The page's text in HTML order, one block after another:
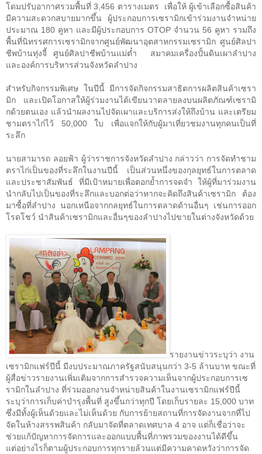
โดมปรับอากาศรวมพื้นที่3,456 ตารางเมตร เพื่อให้ ผู้เข้าเลือกซื้อสินค้า
มีความสะดวกสบายมากขึ้น ผู้ประกอบการเซรามิกเข้าร่วมงานจำหน่าย
ประมาณ 180 คูหา และมีผู้ประกอบการ OTOP จำนวน 56 คูหา รวมถึง
พื้นที่นิทรรศการเซรามิกจากศูนย์พัฒนาอุตสาหกรรมเซรามิก ศูนย์ศิลปา
ชีพบ้านทุ่งจี้ ศูนย์ศิลปาชีพบ้านแม่ต๋ำ สมาคมเครื่องปั้นดินเผาลำปาง
และองค์การบริหารส่วนจังหวัดลำปาง
สำหรับกิจกรรมพิเศษ ในปีนี้ มีการจัดกิจกรรมสาธิตการผลิตสินค้าเซรา
มิก และเปิดโอกาสให้ผู้ร่วมงานได้เขียนวาดลายลงบนผลิตภัณฑ์เซรามิ
กด้วยตนเอง แล้วนำผลงานไปจัดเผาและบริการส่งให้ถึงบ้าน และเตรียม
ชามตราไก่ไว้ 50,000ใบ เพื่อแจกให้กับผู้มาเที่ยวชมงานทุกคนเป็นที่
ระลึก
นายสามารถ ลอยฟ้า ผู้ว่าราชการจังหวัดลำปาง กล่าวว่า การจัดทำชาม
ตราไก่เป็นของที่ระลึกในงานปีนี้ เป็นส่วนหนึ่งของกุลยุทธ์ในการตลาด
และประชาสัมพันธ์ ที่มีเป้าหมายเพื่อตอกย้ำการจดจำ ให้ผู้ที่มาร่วมงาน
นำกลับไปเป็นของที่ระลึกและบอกต่อว่าหากจะคิดถึงสินค้าเซรามิก ต้อง
มาซื้อที่ลำปาง นอกเหนือจากกลยุทธ์ในการตลาดด้านอื่นๆ เช่นการออก
โรดโชว์ นำสินค้าเซรามิกและอื่นๆของลำปางไปขายในต่างจังหวัดด้วย
รายงานข่าวระบุว่า งาน
เซรามิกแฟร์ปีนี้ มีงบประมาณภาครัฐสนับสนุนกว่า 3-5 ล้านบาท ขณะที่
ผู้สื่อข่าวรายงานเพิ่มเติมจากการสำรวจความเห็นจากผู้ประกอบการเซ
รามิกในลำปาง ที่ร่วมออกงานจำหน่ายสินค้าในงานเซรามิกแฟร์ปีนี้
ระบุว่าการเก็บค่าบำรุงพื้นที่ สูงขึ้นกว่าทุกปี โดยเก็บรายละ 15,000 บาท
ซึ่งมีทั้งผู้เห็นด้วยและไม่เห็นด้วย กับการย้ายสถานที่การจัดงานจากที่ไป
จัดในห้างสรรพสินค้า กลับมาจัดที่ตลาดเทศบาล 4 อาจ แต่ก็เชื่อว่าจะ
ช่วยแก้ปัญหาการจัดการและออกแบบพื้นที่ภาพรวมของงานได้ดีขึ้น
แต่อย่างไรก็ตามผู้ประกอบการทุกรายล้วนแต่มีความคาดหวังว่าการจัด